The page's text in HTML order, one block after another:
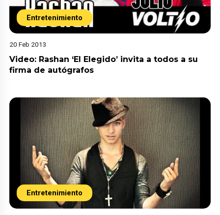
Entretenimiento
20 Feb 2013
Video: Rashan ‘El Elegido’ invita a todos a su
firma de autógrafos
Entretenimiento